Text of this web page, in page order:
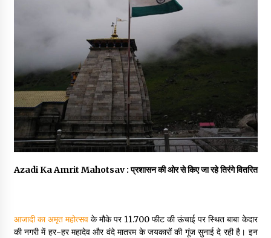
Thought Of The Day 13 May
May 13, 2022
Thought Of The Day 12 May
May 12, 2022
Thought Of The Day 11 May
May 11, 2022
Azadi Ka Amrit Mahotsav : प्रशासन की ओर से किए जा रहे तिरंगे वितरित
आजादी का अमृत महोत्सवके मौके पर 11.700 फीट की ऊंचाई पर स्थित बाबा केदार
की नगरी में हर-हर महादेव और वंदे मातरम के जयकारों की गूंज सुनाई दे रही है। इन